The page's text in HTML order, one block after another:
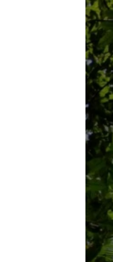
de